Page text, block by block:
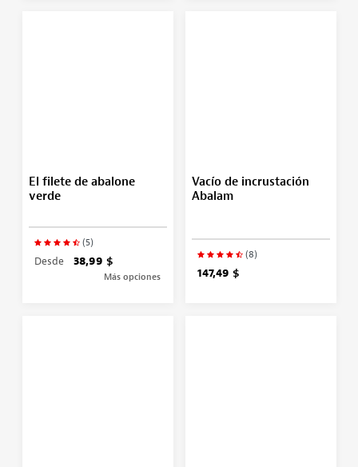
El filete de abalone
verde
(5)
Desde 38,99 $
Más opciones
Vacío de incrustación
Abalam
(8)
147,49 $